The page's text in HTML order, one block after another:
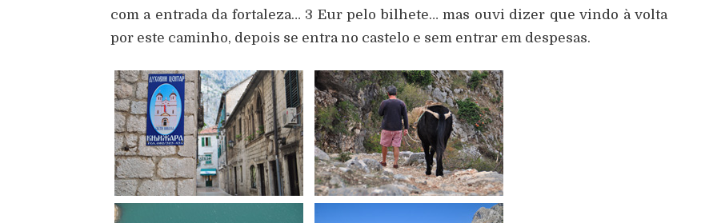
com a entrada da fortaleza… 3 Eur pelo bilhete… mas ouvi dizer que vindo à volta
por este caminho, depois se entra no castelo e sem entrar em despesas.